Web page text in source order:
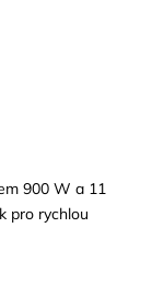
900 W a 11
pro rychlou